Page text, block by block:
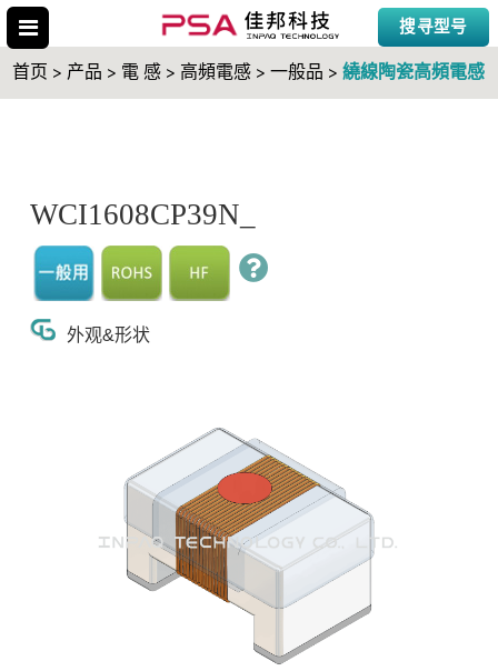
搜寻型号
首页 > 产品 > 電 感 > 高頻電感 > 一般品 >繞線陶瓷高頻電感
WCI1608CP39N_
外观&形状